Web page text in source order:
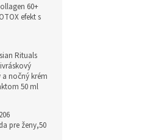
60+
efekt s
Rituals
a nočný krém
50 ml
pre ženy,50